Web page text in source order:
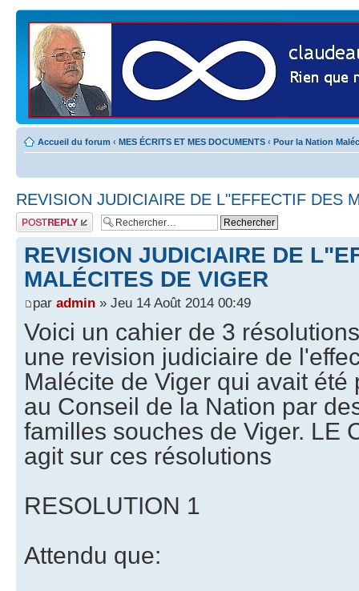
Accueil du forum ‹ MES ÉCRITS ET MES DOCUMENTS ‹ Pour la Nation
REVISION JUDICIAIRE DE L"EFFECTIF DES
Publier une
réponse
REVISION JUDICIAIRE DE
MALÉCITES DE VIGER
par admin » Jeu 14 Août 2014 00:49
Voici un cahier de 3
une revision judiciaire de
Malécite de Viger qui avait été
au Conseil de la Nation par
familles souches de Viger. LE
agit sur ces résolutions
RESOLUTION 1
Attendu que: